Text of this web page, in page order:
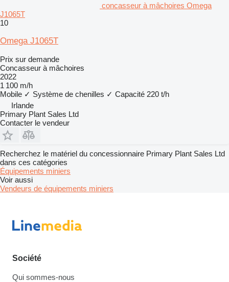
concasseur à mâchoires Omega
J1065T
10
Omega J1065T
Prix sur demande
Concasseur à mâchoires
2022
1 100 m/h
Mobile ✓ Système de chenilles ✓ Capacité 220 t/h
Irlande
Primary Plant Sales Ltd
Contacter le vendeur
Recherchez le matériel du concessionnaire Primary Plant Sales Ltd
dans ces catégories
Équipements miniers
Voir aussi
Vendeurs de équipements miniers
Société
Qui sommes-nous